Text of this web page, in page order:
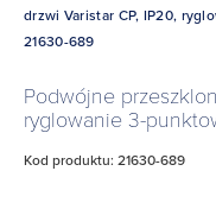
drzwi Varistar CP, IP20,
21630-689
Podwójne
ryglowanie 3-
Kod produktu: 21630-689